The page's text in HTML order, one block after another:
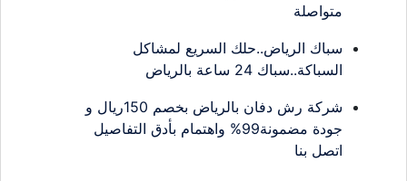
متواصلة
سباك الرياض..حلك السريع لمشاكل
السباكة..سباك 24 ساعة بالرياض
شركة رش دفان بالرياض بخصم 150ريال و
جودة مضمونة99% واهتمام بأدق التفاصيل
اتصل بنا